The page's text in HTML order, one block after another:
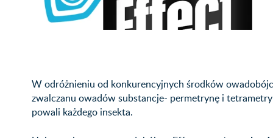
W odróżnieniu od konkurencyjnych środków
zwalczanu owadów substancje- permetrynę i
powali każdego insekta.